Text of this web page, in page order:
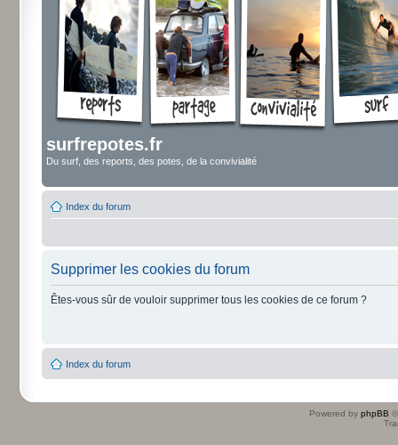
surfrepotes.fr
Du surf, des reports, des potes, de la convivialité
Index du forum
Supprimer les cookies du forum
Êtes-vous sûr de vouloir supprimer tous les cookies de ce forum ?
Index du forum
Powered by phpBB